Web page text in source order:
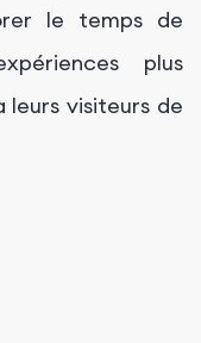
le temps de
plus
visiteurs de